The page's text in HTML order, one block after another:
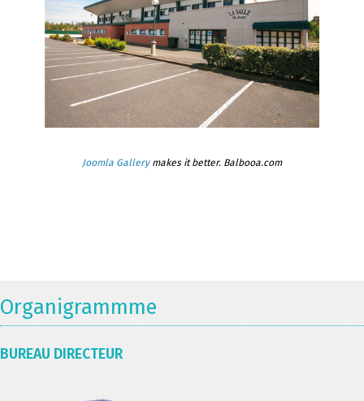
Joomla Gallerymakes it better. Balbooa.com
Organigrammme
BUREAU DIRECTEUR